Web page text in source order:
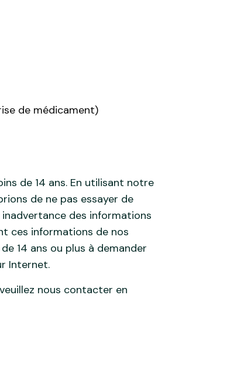
de médicament)
de 14 ans. En utilisant notre
de ne pas essayer de
des informations
ces informations de nos
14 ans ou plus à demander
Internet.
nous contacter en